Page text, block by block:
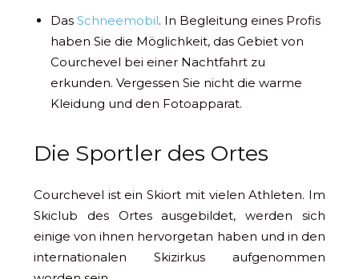
Das Schneemobil. In Begleitung eines Profis
haben Sie die Möglichkeit, das Gebiet von
Courchevel bei einer Nachtfahrt zu
erkunden. Vergessen Sie nicht die warme
Kleidung und den Fotoapparat.
Die Sportler des Ortes
Courchevel ist ein Skiort mit vielen Athleten. Im
Skiclub des Ortes ausgebildet, werden sich
einige von ihnen hervorgetan haben und in den
internationalen Skizirkus aufgenommen